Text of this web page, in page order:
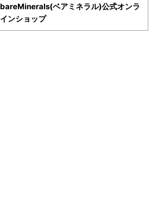
bareMinerals(ベアミネラル)公式オンラ
インショップ